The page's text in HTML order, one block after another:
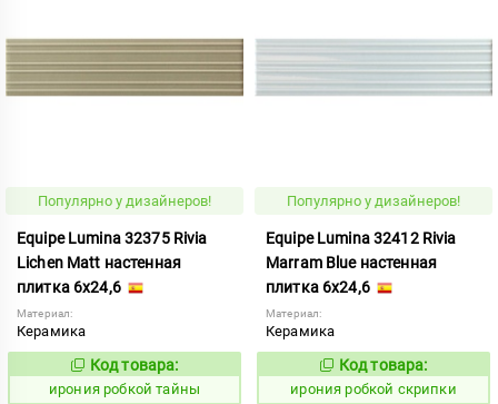
Популярно у дизайнеров!
Equipe Lumina 32375 Rivia
Lichen Matt настенная
плитка 6x24,6
Материал:
Керамика
1103601
Код товара:
ирония робкой тайны
Популярно у дизайнеров!
Equipe Lumina 32412 Rivia
Marram Blue настенная
плитка 6x24,6
Материал:
Керамика
1103592
Код товара:
ирония робкой скрипки